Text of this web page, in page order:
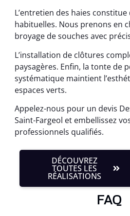
L’entretien des haies constitue
habituelles. Nous prenons en
broyage de souches avec
L’installation de clôtures
paysagères. Enfin, la tonte de
systématique maintient
espaces verts.
Appelez-nous pour un devis
Saint-Fargeol et embellissez
professionnels qualifiés.
DÉCOUVREZ
TOUTES LES
RÉALISATIONS
FAQ